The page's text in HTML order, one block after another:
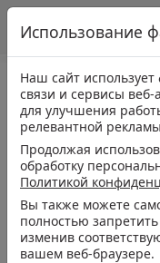
Использование
Наш сайт
связи и сервисы
для улучшения
релевантной
Продолжая
обработку
Политикой
Вы также можете
полностью
изменив
вашем веб-браузере.